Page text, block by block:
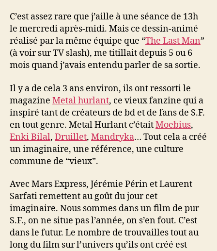
C’est assez rare que j’aille à une séance de 13h
le mercredi après-midi. Mais ce dessin-animé
réalisé par la même équipe que “The Last Man”
(à voir sur TV slash), me titillait depuis 5 ou 6
mois quand j’avais entendu parler de sa sortie.
Il y a de cela 3 ans environ, ils ont ressorti le
magazine Metal hurlant, ce vieux fanzine qui a
inspiré tant de créateurs de bd et de fans de S.F.
en tout genre. Metal Hurlant c’étaitMoebius,
Enki Bilal, Druillet, Mandryka… Tout cela a créé
un imaginaire, une référence, une culture
commune de “vieux”.
Avec Mars Express, Jérémie Périn et Laurent
Sarfati remettent au goût du jour cet
imaginaire. Nous sommes dans un film de pur
S.F., on ne situe pas l’année, on s’en fout. C’est
dans le futur. Le nombre de trouvailles tout au
long du film sur l’univers qu’ils ont créé est